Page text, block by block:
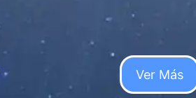
Ver Más